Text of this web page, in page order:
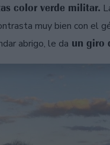
color verde militar.
muy bien con el
abrigo, le da un giro